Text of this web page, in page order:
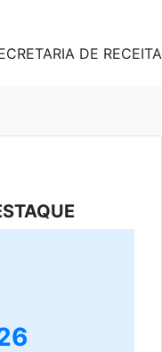
DE RECEITA